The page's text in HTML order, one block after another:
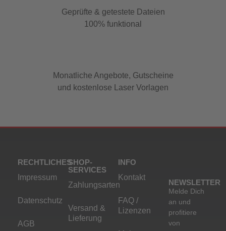
Geprüfte & getestete Dateien
100% funktional
Monatliche Angebote, Gutscheine
und kostenlose Laser Vorlagen
RECHTLICHES
Impressum
Datenschutz
AGB
SHOP-
SERVICES
Zahlungsarten
Versand &
Lieferung
INFO
Kontakt
FAQ /
Lizenzen
NEWSLETTER
Melde Dich
an und
profitiere
von